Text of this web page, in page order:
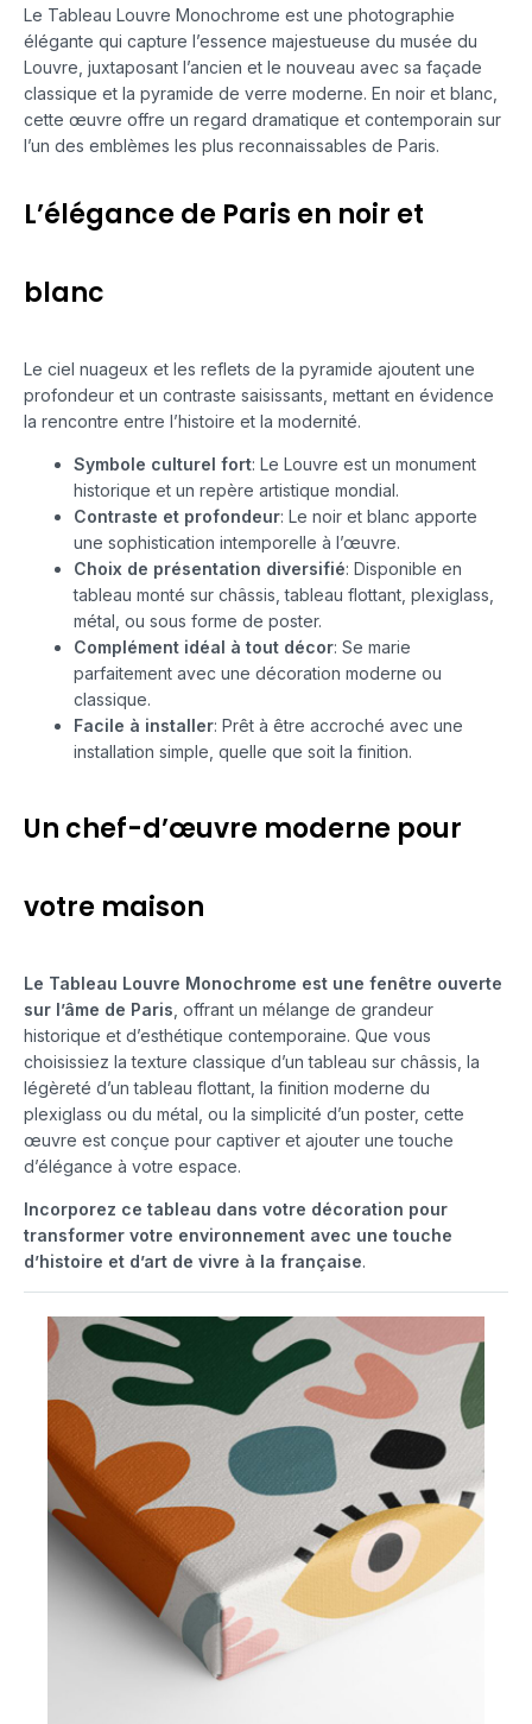
Le Tableau Louvre Monochrome est une photographie
élégante qui capture l’essence majestueuse du musée du
Louvre, juxtaposant l’ancien et le nouveau avec sa façade
classique et la pyramide de verre moderne. En noir et blanc,
cette œuvre offre un regard dramatique et contemporain sur
l’un des emblèmes les plus reconnaissables de Paris.
L’élégance de Paris en noir et
blanc
Le ciel nuageux et les reflets de la pyramide ajoutent une
profondeur et un contraste saisissants, mettant en évidence
la rencontre entre l’histoire et la modernité.
Symbole culturel fort: Le Louvre est un monument
historique et un repère artistique mondial.
Contraste et profondeur: Le noir et blanc apporte
une sophistication intemporelle à l’œuvre.
Choix de présentation diversifié: Disponible en
tableau monté sur châssis, tableau flottant, plexiglass,
métal, ou sous forme de poster.
Complément idéal à tout décor: Se marie
parfaitement avec une décoration moderne ou
classique.
Facile à installer: Prêt à être accroché avec une
installation simple, quelle que soit la finition.
Un chef-d’œuvre moderne pour
votre maison
Le Tableau Louvre Monochrome est une fenêtre ouverte
sur l’âme de Paris , offrant un mélange de grandeur
historique et d’esthétique contemporaine. Que vous
choisissiez la texture classique d’un tableau sur châssis, la
légèreté d’un tableau flottant, la finition moderne du
plexiglass ou du métal, ou la simplicité d’un poster, cette
œuvre est conçue pour captiver et ajouter une touche
d’élégance à votre espace.
Incorporez ce tableau dans votre décoration pour
transformer votre environnement avec une touche
d’histoire et d’art de vivre à la française.